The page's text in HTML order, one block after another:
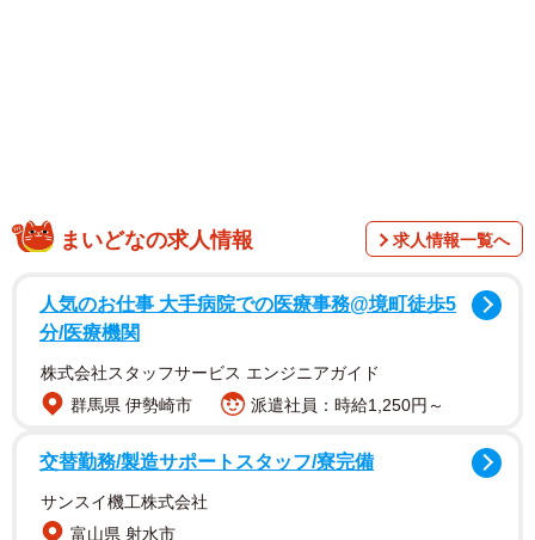
1/4
目の錯覚を利用したトリックアート（提供：ぐぐぐさん）
まいどなの求人情報 求人情報一覧へ
人気のお仕事 大手病院での医療事務@境町徒歩5
分/医療機関
株式会社スタッフサービス エンジニアガイド
群馬県 伊勢崎市
派遣社員：時給1,250円～
交替勤務/製造サポートスタッフ/寮完備
サンスイ機工株式会社
富山県 射水市